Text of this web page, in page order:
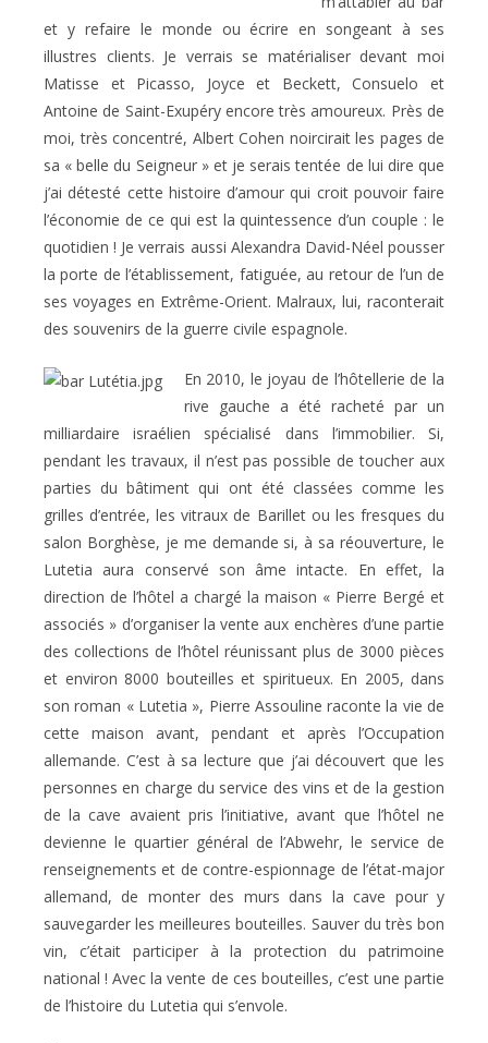
et y refaire le monde ou écrire en songeant à ses
illustres clients. Je verrais se matérialiser devant moi
Matisse et Picasso, Joyce et Beckett, Consuelo et
Antoine de Saint-Exupéry encore très amoureux. Près de
moi, très concentré, Albert Cohen noircirait les pages de
sa « belle du Seigneur » et je serais tentée de lui dire que
j’ai détesté cette histoire d’amour qui croit pouvoir faire
l’économie de ce qui est la quintessence d’un couple : le
quotidien ! Je verrais aussi Alexandra David-Néel pousser
la porte de l’établissement, fatiguée, au retour de l’un de
ses voyages en Extrême-Orient. Malraux, lui, raconterait
des souvenirs de la guerre civile espagnole.
En 2010, le joyau de l’hôtellerie de la
rive gauche a été racheté par un
milliardaire israélien spécialisé dans l’immobilier. Si,
pendant les travaux, il n’est pas possible de toucher aux
parties du bâtiment qui ont été classées comme les
grilles d’entrée, les vitraux de Barillet ou les fresques du
salon Borghèse, je me demande si, à sa réouverture, le
Lutetia aura conservé son âme intacte. En effet, la
direction de l’hôtel a chargé la maison « Pierre Bergé et
associés » d’organiser la vente aux enchères d’une partie
des collections de l’hôtel réunissant plus de 3000 pièces
et environ 8000 bouteilles et spiritueux. En 2005, dans
son roman « Lutetia », Pierre Assouline raconte la vie de
cette maison avant, pendant et après l’Occupation
allemande. C’est à sa lecture que j’ai découvert que les
personnes en charge du service des vins et de la gestion
de la cave avaient pris l’initiative, avant que l’hôtel ne
devienne le quartier général de l’Abwehr, le service de
renseignements et de contre-espionnage de l’état-major
allemand, de monter des murs dans la cave pour y
sauvegarder les meilleures bouteilles. Sauver du très bon
vin, c’était participer à la protection du patrimoine
national ! Avec la vente de ces bouteilles, c’est une partie
de l’histoire du Lutetia qui s’envole.